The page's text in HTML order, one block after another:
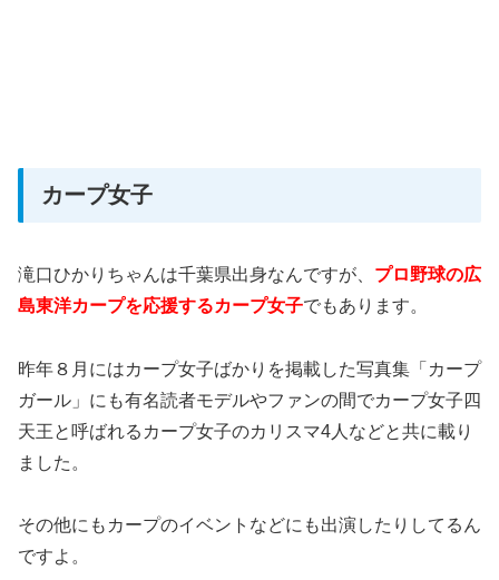
カープ女子
滝口ひかりちゃんは千葉県出身なんですが、 プロ野球の広
島東洋カープを応援するカープ女子でもあります。
昨年８月にはカープ女子ばかりを掲載した写真集「カープ
ガール」にも有名読者モデルやファンの間でカープ女子四
天王と呼ばれるカープ女子のカリスマ4人などと共に載り
ました。
その他にもカープのイベントなどにも出演したりしてるん
ですよ。